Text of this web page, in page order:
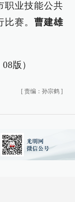
职业技能公共
比赛。曹建雄
版）
[ 责编：孙宗鹤 ]